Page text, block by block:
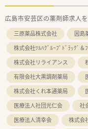
広島市安芸区の薬剤師求人
三原薬品株式会社
因島
株式会社ﾂﾙﾊｸﾞﾙｰﾌﾟﾄﾞﾗｯｸﾞ＆
株式会社リライアンス
有限会社大黒調剤薬局
株式会社くれ本通薬局
医療法人社団光仁会
社
医療法人清幸会
株式会